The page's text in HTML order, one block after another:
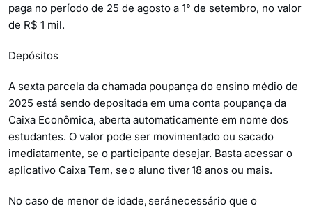
paga no período de 25 de agosto a 1° de setembro, no valor
de R$ 1 mil.
Depósitos
A sexta parcela da chamada poupança do ensino médio de
2025 está sendo depositada em uma conta poupança da
Caixa Econômica, aberta automaticamente em nome dos
estudantes. O valor pode ser movimentado ou sacado
imediatamente, se o participante desejar. Basta acessar o
aplicativo Caixa Tem, se o aluno tiver 18 anos ou mais.
No caso de menor de idade, será necessário que o